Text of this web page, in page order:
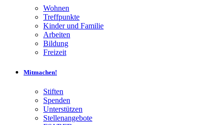
Wohnen
Treffpunkte
Kinder und Familie
Arbeiten
Bildung
Freizeit
Mitmachen!
Stiften
Spenden
Unterstützen
Stellenangebote